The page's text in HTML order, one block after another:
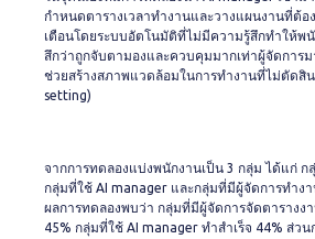
กำหนดตารางเวลาทำงานและวางแผนงานที่ต้อ
เตือนโดยระบบอัตโนมัติที่ไม่มีความรู้สึกทำให้พ
สึกว่าถูกจับตามองและควบคุมมากเท่าผู้จัดการม
ช่วยสร้างสภาพแวดล้อมในการทำงานที่ไม่ตัดสิ
setting)
จากการทดลองแบ่งพนักงานเป็น 3 กลุ่ม ได้แก่
กลุ่มที่ใช้ AI manager และกลุ่มที่มีผู้จัดการทำง
ผลการทดลองพบว่า กลุ่มที่มีผู้จัดการจัดตารางงา
45% กลุ่มที่ใช้ AI manager ทำสำเร็จ 44% ส่ว